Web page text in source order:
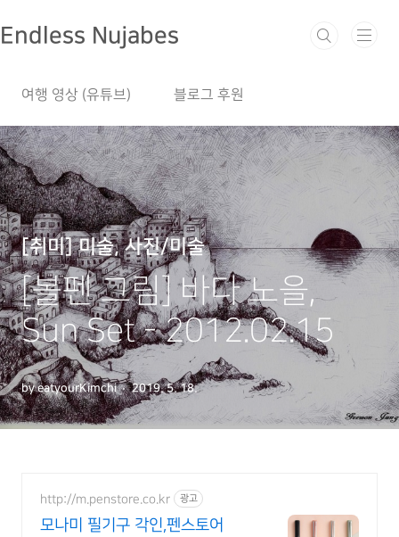
Endless Nujabes
여행 영상 (유튜브) 블로그 후원
[취미] 미술, 사진/미술
[볼펜 그림] 바다 노을,
Sun Set - 2012.02.15
by eatyourKimchi 2019. 5. 18.
http://m.penstore.co.kr 광고
모나미 필기구 각인,펜스토어